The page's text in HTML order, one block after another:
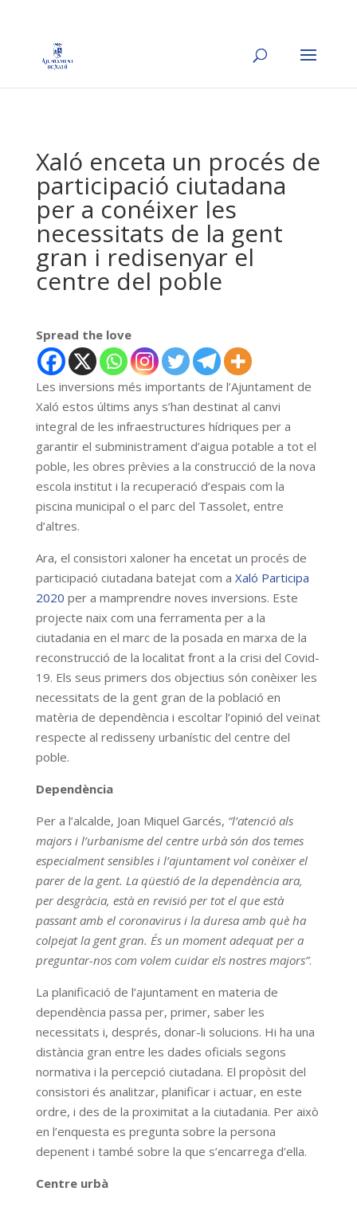
Xaló enceta un procés de
participació ciutadana
per a conéixer les
necessitats de la gent
gran i redisenyar el
centre del poble
Spread the love
Les inversions més importants de l’Ajuntament de
Xaló estos últims anys s’han destinat al canvi
integral de les infraestructures hídriques per a
garantir el subministrament d’aigua potable a tot el
poble, les obres prèvies a la construcció de la nova
escola institut i la recuperació d’espais com la
piscina municipal o el parc del Tassolet, entre
d’altres.
Ara, el consistori xaloner ha encetat un procés de
participació ciutadana batejat com a Xaló Participa
2020 per a mamprendre noves inversions. Este
projecte naix com una ferramenta per a la
ciutadania en el marc de la posada en marxa de la
reconstrucció de la localitat front a la crisi del Covid-
19. Els seus primers dos objectius són conèixer les
necessitats de la gent gran de la població en
matèria de dependència i escoltar l’opinió del veïnat
respecte al redisseny urbanístic del centre del
poble.
Dependència
Per a l’alcalde, Joan Miquel Garcés, “l’atenció als
majors i l’urbanisme del centre urbà són dos temes
especialment sensibles i l’ajuntament vol conèixer el
parer de la gent. La qüestió de la dependència ara,
per desgràcia, està en revisió per tot el que està
passant amb el coronavirus i la duresa amb què ha
colpejat la gent gran. És un moment adequat per a
preguntar-nos com volem cuidar els nostres majors”.
La planificació de l’ajuntament en materia de
dependència passa per, primer, saber les
necessitats i, després, donar-li solucions. Hi ha una
distància gran entre les dades oficials segons
normativa i la percepció ciutadana. El propòsit del
consistori és analitzar, planificar i actuar, en este
ordre, i des de la proximitat a la ciutadania. Per això
en l’enquesta es pregunta sobre la persona
depenent i també sobre la que s’encarrega d’ella.
Centre urbà